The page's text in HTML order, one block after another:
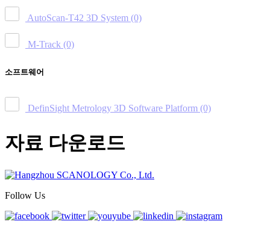
AutoScan-T42 3D System (0)
M-Track (0)
소프트웨어
DefinSight Metrology 3D Software Platform (0)
자료 다운로드
Follow Us